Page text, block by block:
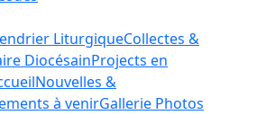
LiturgiqueCollectes &
DiocésainProjects en
Nouvelles &
à venirGallerie Photos